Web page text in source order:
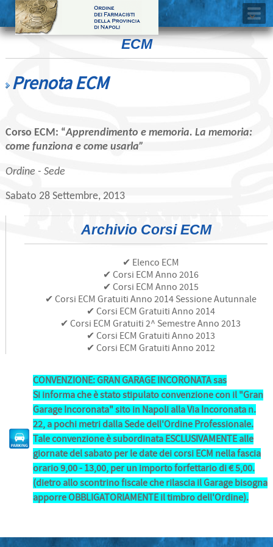
ECM
Prenota ECM
Corso ECM: “Apprendimento e memoria. La memoria:
come funziona e come usarla”
Ordine - Sede
Sabato 28 Settembre, 2013
Archivio Corsi ECM
✔ Elenco ECM
✔ Corsi ECM Anno 2016
✔ Corsi ECM Anno 2015
✔ Corsi ECM Gratuiti Anno 2014 Sessione Autunnale
✔ Corsi ECM Gratuiti Anno 2014
✔ Corsi ECM Gratuiti 2^ Semestre Anno 2013
✔ Corsi ECM Gratuiti Anno 2013
✔ Corsi ECM Gratuiti Anno 2012
CONVENZIONE: GRAN GARAGE INCORONATA sas
Si informa che è stato stipulato convenzione con il "Gran
Garage Incoronata" sito in Napoli alla Via Incoronata n.
22, a pochi metri dalla Sede dell'Ordine Professionale.
Tale convenzione è subordinata ESCLUSIVAMENTE alle
giornate del sabato per le date dei corsi ECM nella fascia
orario 9,00 - 13,00, per un importo forfettario di € 5,00.
(dietro allo scontrino fiscale che rilascia il Garage bisogna
apporre OBBLIGATORIAMENTE il timbro dell'Ordine).